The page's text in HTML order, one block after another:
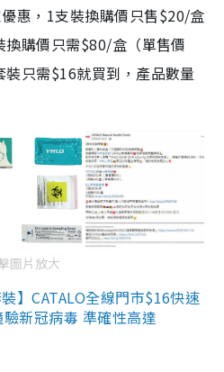
惠，1支裝換購價只售$20/盒
換購價只需$80/盒（單售價
只需$16就買到，產品數量
圖片放大
】CATALO全線門市$16快速
新冠病毒 準確性高達